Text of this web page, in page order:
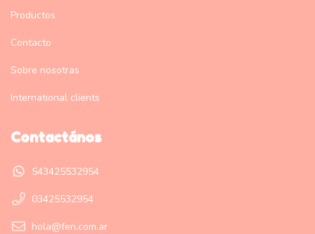
Productos
Contacto
Sobre nosotras
International clients
Contactános
543425532954
03425532954
hola@feri.com.ar